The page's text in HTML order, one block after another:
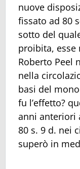
nuove
fissato ad 80
sotto del
proibita, esse
Roberto Peel
nella
basi del
fu l’effetto?
anni anteriori
80 s. 9 d. nei
superò in